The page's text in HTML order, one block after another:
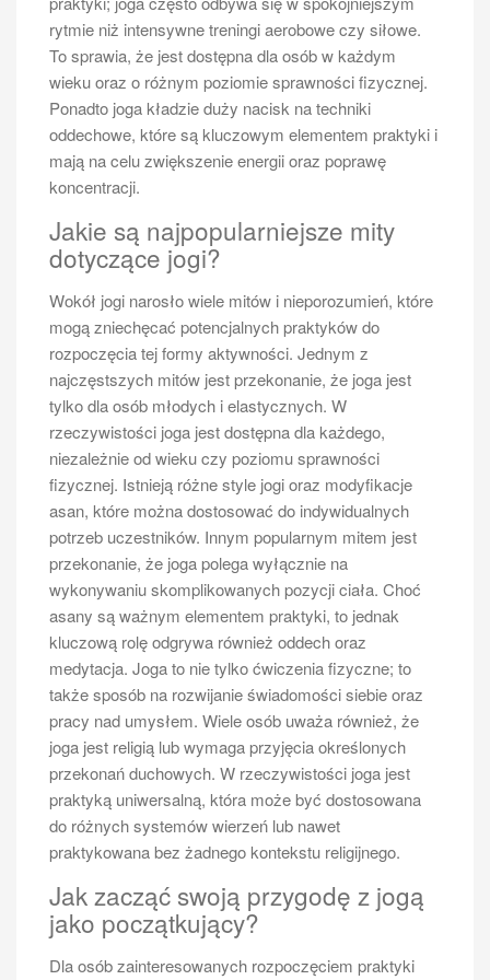
rytmie niż intensywne treningi aerobowe czy siłowe.
To sprawia, że jest dostępna dla osób w każdym
wieku oraz o różnym poziomie sprawności fizycznej.
Ponadto joga kładzie duży nacisk na techniki
oddechowe, które są kluczowym elementem praktyki i
mają na celu zwiększenie energii oraz poprawę
koncentracji.
Jakie są najpopularniejsze mity
dotyczące jogi?
Wokół jogi narosło wiele mitów i nieporozumień, które
mogą zniechęcać potencjalnych praktyków do
rozpoczęcia tej formy aktywności. Jednym z
najczęstszych mitów jest przekonanie, że joga jest
tylko dla osób młodych i elastycznych. W
rzeczywistości joga jest dostępna dla każdego,
niezależnie od wieku czy poziomu sprawności
fizycznej. Istnieją różne style jogi oraz modyfikacje
asan, które można dostosować do indywidualnych
potrzeb uczestników. Innym popularnym mitem jest
przekonanie, że joga polega wyłącznie na
wykonywaniu skomplikowanych pozycji ciała. Choć
asany są ważnym elementem praktyki, to jednak
kluczową rolę odgrywa również oddech oraz
medytacja. Joga to nie tylko ćwiczenia fizyczne; to
także sposób na rozwijanie świadomości siebie oraz
pracy nad umysłem. Wiele osób uważa również, że
joga jest religią lub wymaga przyjęcia określonych
przekonań duchowych. W rzeczywistości joga jest
praktyką uniwersalną, która może być dostosowana
do różnych systemów wierzeń lub nawet
praktykowana bez żadnego kontekstu religijnego.
Jak zacząć swoją przygodę z jogą
jako początkujący?
Dla osób zainteresowanych rozpoczęciem praktyki
Jakie są korzyści zdrowotne
płynące z gry w tenisa
Gra w tenisa ziemnego przynosi wiele korzyści
zdrowotnych, które mogą znacząco wpłynąć na
ogólną kondycję fizyczną oraz samopoczucie gracza.
Po pierwsze, tenis to doskonały sposób na poprawę
wydolności sercowo-naczyniowej. Intensywne treningi
i mecze angażują wiele grup mięśniowych, co
przyczynia się do wzrostu wytrzymałości oraz siły.
Regularna aktywność fizyczna związana z tenisem
pomaga również w spalaniu kalorii, co może być
korzystne dla osób pragnących schudnąć lub
utrzymać zdrową wagę ciała. Ponadto tenis rozwija
koordynację ruchową oraz szybkość reakcji; gracze
muszą być w stanie szybko reagować na ruchy
przeciwnika oraz zmieniające się warunki na korcie.
Gra w tenisa ma także pozytywny wpływ na zdrowie
psychiczne – rywalizacja oraz interakcje społeczne
związane z tym sportem mogą pomóc w redukcji
stresu i poprawie nastroju. Dodatkowo, regularne
treningi sprzyjają budowaniu pewności siebie oraz
umiejętności pracy zespołowej, szczególnie w
przypadku gry deblowej.
Jakie są różnice między tenisem
amatorskim a profesjonalnym
Tenis ziemny można uprawiać zarówno amatorsko,
jak i profesjonalnie, a te dwa podejścia różnią się pod
wieloma względami. Amatorski tenis często
koncentruje się na zabawie i rekreacji; gracze grają
głównie dla przyjemności oraz dla utrzymania dobrej
kondycji fizycznej. W takim przypadku nie ma presji
związanej z wynikami czy rankingami; celem jest
przede wszystkim spędzenie czasu na świeżym
powietrzu oraz rozwijanie umiejętności w przyjaznej